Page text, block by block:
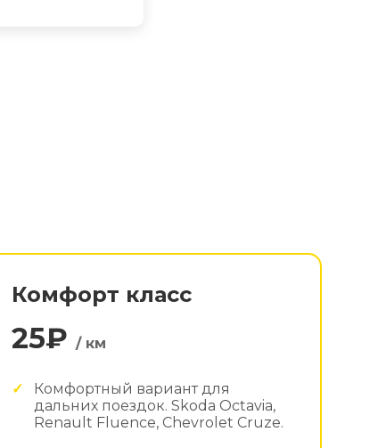
Комфорт класс
25₽ / км
Комфортный вариант для
дальних поездок. Skoda Octavia,
Renault Fluence, Chevrolet Cruze.